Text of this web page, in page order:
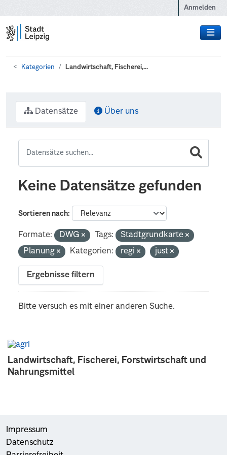
Anmelden
Kategorien Landwirtschaft, Fischerei,...
Landwirtschaft, Fischerei, Forstwirtschaft und
Nahrungsmittel
Datensätze Über uns
Keine Datensätze gefunden
Sortieren nach
Formate: DWG Tags:
Stadtgrundkarte
Planung
Kategorien: regi just
Ergebnisse filtern
Bitte versuch es mit einer anderen Suche.
Impressum
Datenschutz